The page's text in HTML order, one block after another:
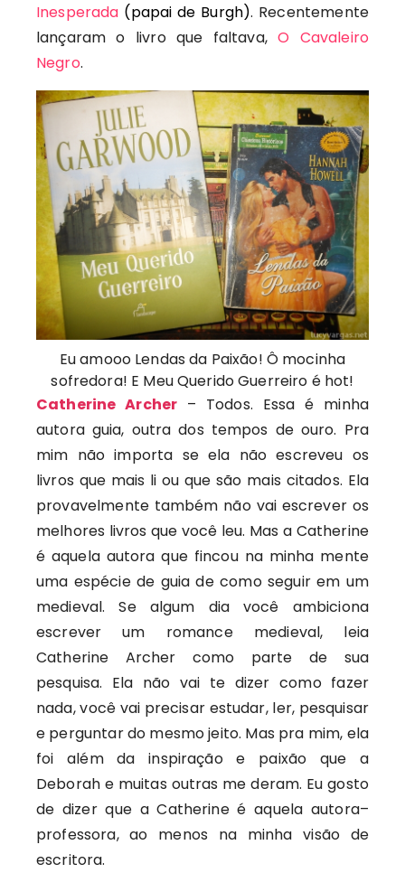
Inesperada (papai de Burgh). Recentemente
lançaram o livro que faltava,O Cavaleiro
Negro.
Eu amooo Lendas da Paixão! Ô mocinha
sofredora! E Meu Querido Guerreiro é hot!
Catherine Archer – Todos. Essa é minha
autora guia, outra dos tempos de ouro. Pra
mim não importa se ela não escreveu os
livros que mais li ou que são mais citados. Ela
provavelmente também não vai escrever os
melhores livros que você leu. Mas a Catherine
é aquela autora que fincou na minha mente
uma espécie de guia de como seguir em um
medieval. Se algum dia você ambiciona
escrever um romance medieval, leia
Catherine Archer como parte de sua
pesquisa. Ela não vai te dizer como fazer
nada, você vai precisar estudar, ler, pesquisar
e perguntar do mesmo jeito. Mas pra mim, ela
foi além da inspiração e paixão que a
Deborah e muitas outras me deram. Eu gosto
de dizer que a Catherine é aquela autora–
professora, ao menos na minha visão de
escritora.